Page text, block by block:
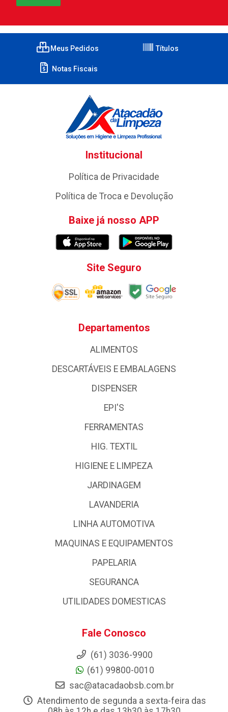
Meus Pedidos Títulos
Notas Fiscais
Institucional
Política de Privacidade
Política de Troca e Devolução
Baixe já nosso APP
Site Seguro
Departamentos
ALIMENTOS
DESCARTÁVEIS E EMBALAGENS
DISPENSER
EPI'S
FERRAMENTAS
HIG. TEXTIL
HIGIENE E LIMPEZA
JARDINAGEM
LAVANDERIA
LINHA AUTOMOTIVA
MAQUINAS E EQUIPAMENTOS
PAPELARIA
SEGURANCA
UTILIDADES DOMESTICAS
Fale Conosco
(61) 3036-9900
(61) 99800-0010
sac@atacadaobsb.com.br
Atendimento de segunda a sexta-feira das